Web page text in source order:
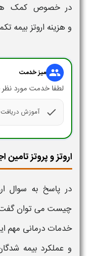
در خصوص کمک
و هزینه اروتزبیمه
group میز خدمت
لطفا خدمت مورد نظر
check آموزش دریافت
اروتز و پروتز
در پاسخ به سوال
چیستمی توان
خدمات درمانی مهم
و عملکرد بیمه‌